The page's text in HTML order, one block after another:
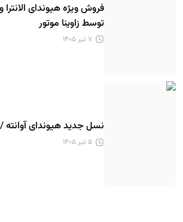
فروش ویژه هیوندای الانترا
توسط زاوینا موتور
۷ تیر ۱۴۰۵
نسل جدید هیوندای آوانته /
۵ تیر ۱۴۰۵